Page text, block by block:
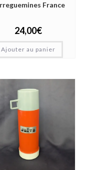
France
24,00€
Ajouter au panier